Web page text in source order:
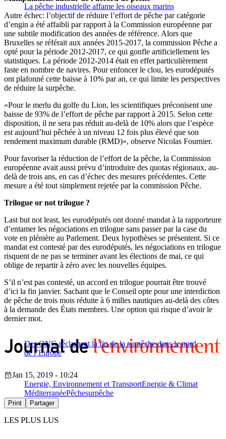
La pêche industrielle affame les oiseaux marins
Autre échec: l’objectif de réduire l’effort de pêche par catégorie
d’engin a été affaibli par rapport à la Commission européenne par
une subtile modification des années de référence. Alors que
Bruxelles se référait aux années 2015-2017, la commission Pêche a
opté pour la période 2012-2017, ce qui gonfle artificiellement les
statistiques. La période 2012-2014 était en effet particulièrement
faste en nombre de navires. Pour enfoncer le clou, les eurodéputés
ont plafonné cette baisse à 10% par an, ce qui limite les perspectives
de réduire la surpêche.
«Pour le merlu du golfe du Lion, les scientifiques préconisent une
baisse de 93% de l’effort de pêche par rapport à 2015. Selon cette
disposition, il ne sera pas réduit au-delà de 10% alors que l’espèce
est aujourd’hui pêchée à un niveau 12 fois plus élevé que son
rendement maximum durable (RMD)», observe Nicolas Fournier.
Pour favoriser la réduction de l’effort de la pêche, la Commission
européenne avait aussi prévu d’introduire des quotas régionaux, au-
delà de trois ans, en cas d’échec des mesures précédentes. Cette
mesure a été tout simplement rejetée par la commission Pêche.
Trilogue or not trilogue ?
Last but not least, les eurodéputés ont donné mandat à la rapporteure
d’entamer les négociations en trilogue sans passer par la case du
vote en plénière au Parlement. Deux hypothèses se présentent. Si ce
mandat est contesté par des eurodéputés, les négociations en trilogue
risquent de ne pas se terminer avant les élections de mai, ce qui
oblige de repartir à zéro avec les nouvelles équipes.
S’il n’est pas contesté, un accord en trilogue pourrait être trouvé
d’ici la fin janvier. Sachant que le Conseil opte pour une interdiction
de pêche de trois mois réduite à 6 milles nautiques au-delà des côtes
à la demande des États membres. Une option qui risque d’avoir le
dernier mot.
Des ONG réclament la fin de la surpêche dans le nord
de l’Europe
Jan 15, 2019 - 10:24
Energie, Environnement et TransportEnergie & Climat
MéditerranéePêchesurpêche
Print Partager
LES PLUS LUS